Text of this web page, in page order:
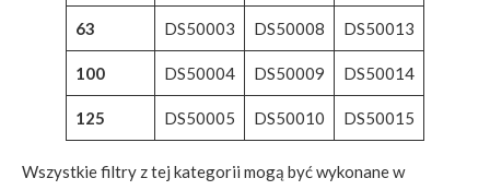
63 DS50003 DS50008 DS50013
100 DS50004 DS50009 DS50014
125 DS50005 DS50010 DS50015
Wszystkie filtry z tej kategorii mogą być wykonane w